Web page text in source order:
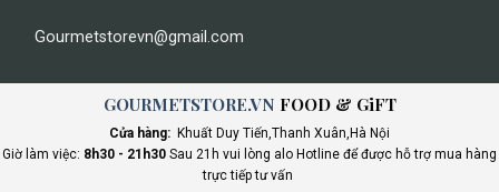
Gourmetstorevn@gmail.com
GOURMETSTORE.VN FOOD & GiFT
Cửa hàng: Khuất Duy Tiến,Thanh Xuân,Hà Nội
Giờ làm việc: 8h30 - 21h30 Sau 21h vui lòng alo Hotline để được hỗ trợ mua hàng
trực tiếp tư vấn